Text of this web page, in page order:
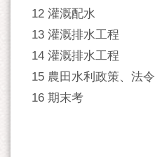
12 灌溉配水
13 灌溉排水工程
14 灌溉排水工程
15 農田水利政策、法令
16 期末考